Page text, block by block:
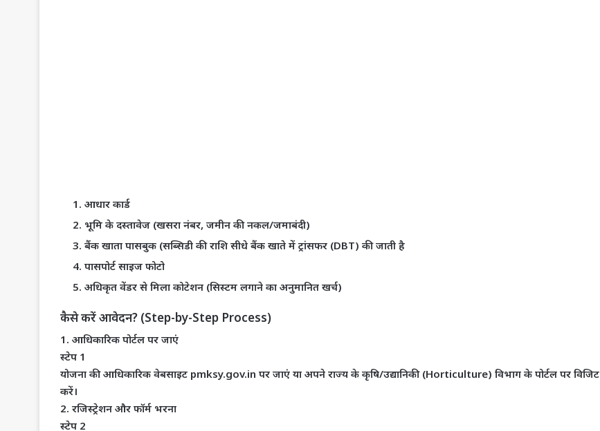
​आधार कार्ड
​भूमि के दस्तावेज (खसरा नंबर, जमीन की नकल/जमाबंदी)
​बैंक खाता पासबुक (सब्सिडी की राशि सीधे बैंक खाते में ट्रांसफर (DBT) की जाती है
​पासपोर्ट साइज फोटो
​अधिकृत वेंडर से मिला कोटेशन (सिस्टम लगाने का अनुमानित खर्च)
​कैसे करें आवेदन? (Step-by-Step Process)
1. आधिकारिक पोर्टल पर जाएं
स्टेप 1
योजना की आधिकारिक वेबसाइट pmksy.gov.in पर जाएं या अपने राज्य के कृषि/उद्यानिकी (Horticulture) विभाग के पोर्टल पर विजिट
करें।
2. रजिस्ट्रेशन और फॉर्म भरना
स्टेप 2